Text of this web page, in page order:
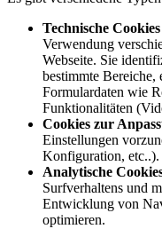
Technische Cookies
Verwendung
Webseite. Sie
bestimmte Bereiche,
Formulardaten wie
Funktionalitäten
Cookies zur
Einstellungen
Konfiguration, etc..).
Analytische
Surfverhaltens und
Entwicklung von
optimieren.